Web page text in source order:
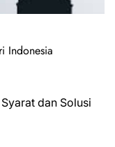
Indonesia